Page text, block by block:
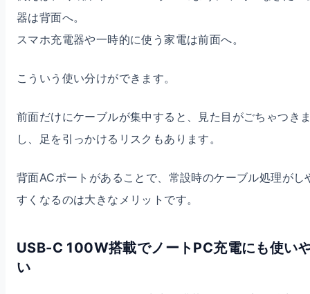
器は背面へ。
スマホ充電器や一時的に使う家電は前面へ。
こういう使い分けができます。
前面だけにケーブルが集中すると、見た目がごちゃつき
し、足を引っかけるリスクもあります。
背面ACポートがあることで、常設時のケーブル処理がし
すくなるのは大きなメリットです。
USB-C 100W搭載でノートPC充電にも使い
い